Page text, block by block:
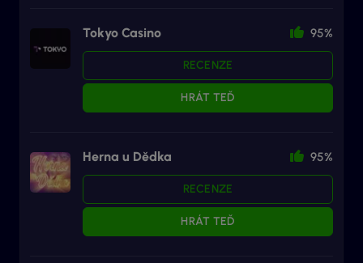
Tokyo Casino 95%
RECENZE
HRÁT TEĎ
Herna u Dědka 95%
RECENZE
HRÁT TEĎ